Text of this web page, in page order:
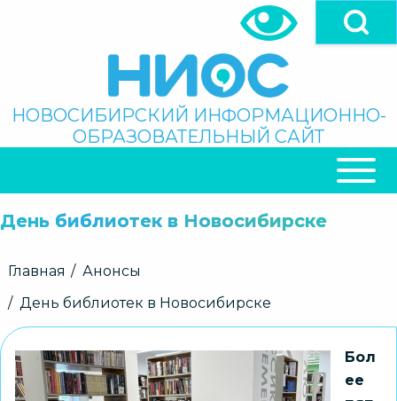
Поиск
НОВОСИБИРСКИЙ ИНФОРМАЦИОННО-
ОБРАЗОВАТЕЛЬНЫЙ САЙТ
НАВИГАЦИЯ
День библиотек в Новосибирске
Строка
Главная
Анонсы
День библиотек в Новосибирске
Бол
ее